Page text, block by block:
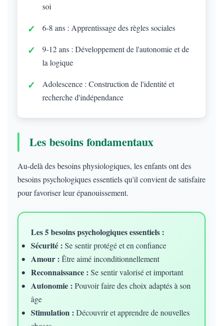
soi
6-8 ans : Apprentissage des règles sociales
9-12 ans : Développement de l'autonomie et de
la logique
Adolescence : Construction de l'identité et
recherche d'indépendance
Les besoins fondamentaux
Au-delà des besoins physiologiques, les enfants ont des
besoins psychologiques essentiels qu'il convient de satisfaire
pour favoriser leur épanouissement.
Les 5 besoins psychologiques essentiels :
Sécurité : Se sentir protégé et en confiance
Amour : Être aimé inconditionnellement
Reconnaissance : Se sentir valorisé et important
Autonomie : Pouvoir faire des choix adaptés à son
âge
Stimulation : Découvrir et apprendre de nouvelles